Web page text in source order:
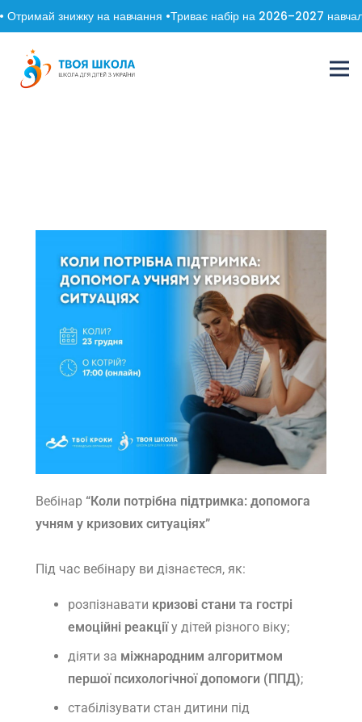
знижку на навчання • Триває набір на 2026–2027
Вебінар “Коли потрібна підтримка: допомога
учням у кризових ситуаціях”
Під час вебінару ви дізнаєтеся, як:
розпізнавати кризові стани та гострі
емоційні реакціїу дітей різного віку;
діяти за міжнародним алгоритмом
першої психологічної допомоги (ППД);
стабілізувати стан дитини під